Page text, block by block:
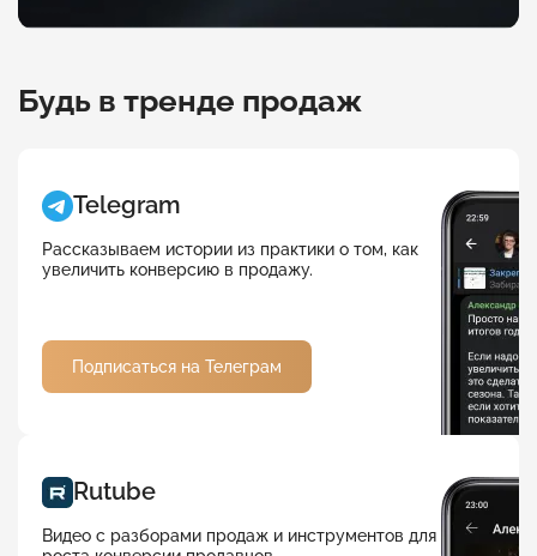
Будь в тренде продаж
Telegram
Рассказываем истории из практики о том, как
увеличить конверсию в продажу.
Подписаться на Телеграм
Rutube
Видео с разборами продаж и инструментов для